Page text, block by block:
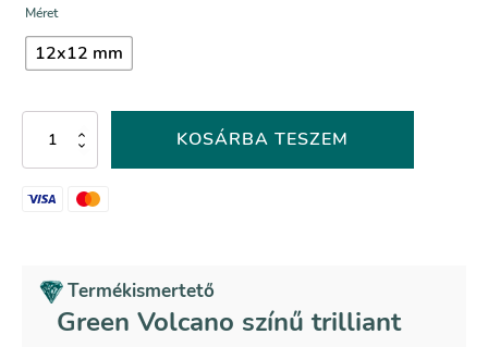
Méret
12x12 mm
Green
Volcano
színű
trilliant
KOSÁRBA TESZEM
Termékismertető
Green Volcano színű trilliant